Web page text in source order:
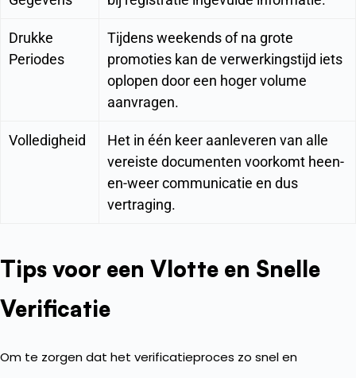
Drukke
Periodes
Tijdens weekends of na grote
promoties kan de verwerkingstijd iets
oplopen door een hoger volume
aanvragen.
Volledigheid
Het in één keer aanleveren van alle
vereiste documenten voorkomt heen-
en-weer communicatie en dus
vertraging.
Tips voor een Vlotte en Snelle
Verificatie
Om te zorgen dat het verificatieproces zo snel en